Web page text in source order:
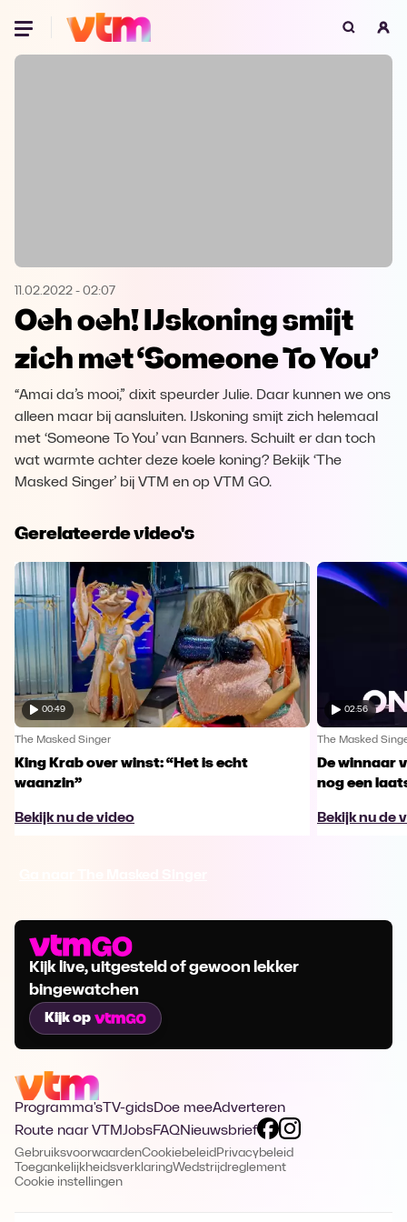
Oeps, browser niet ondersteund
Microsoft Edge Download
Opera Download
11.02.2022 - 02:07
Oeh oeh! IJskoning smijt
zich met ‘Someone To You’
“Amai da’s mooi,” dixit speurder Julie. Daar kunnen we ons
alleen maar bij aansluiten. IJskoning smijt zich helemaal
met ‘Someone To You’ van Banners. Schuilt er dan toch
wat warmte achter deze koele koning? Bekijk ‘The
Masked Singer’ bij VTM en op VTM GO.
Gerelateerde video's
00:49
The Masked Singer
King Krab over winst: “Het is echt
waanzin”
Bekijk nu de video
02:56
The Masked
De winnaar
nog een
Bekijk nu de
Kijk live, uitgesteld of gewoon lekker
bingewatchen
Kijk op
Programma's TV-gidsDoe meeAdverteren
Route naar VTMJobsFAQNieuwsbrief
GebruiksvoorwaardenCookiebeleid Privacybeleid
ToegankelijkheidsverklaringWedstrijdreglement
Cookie instellingen